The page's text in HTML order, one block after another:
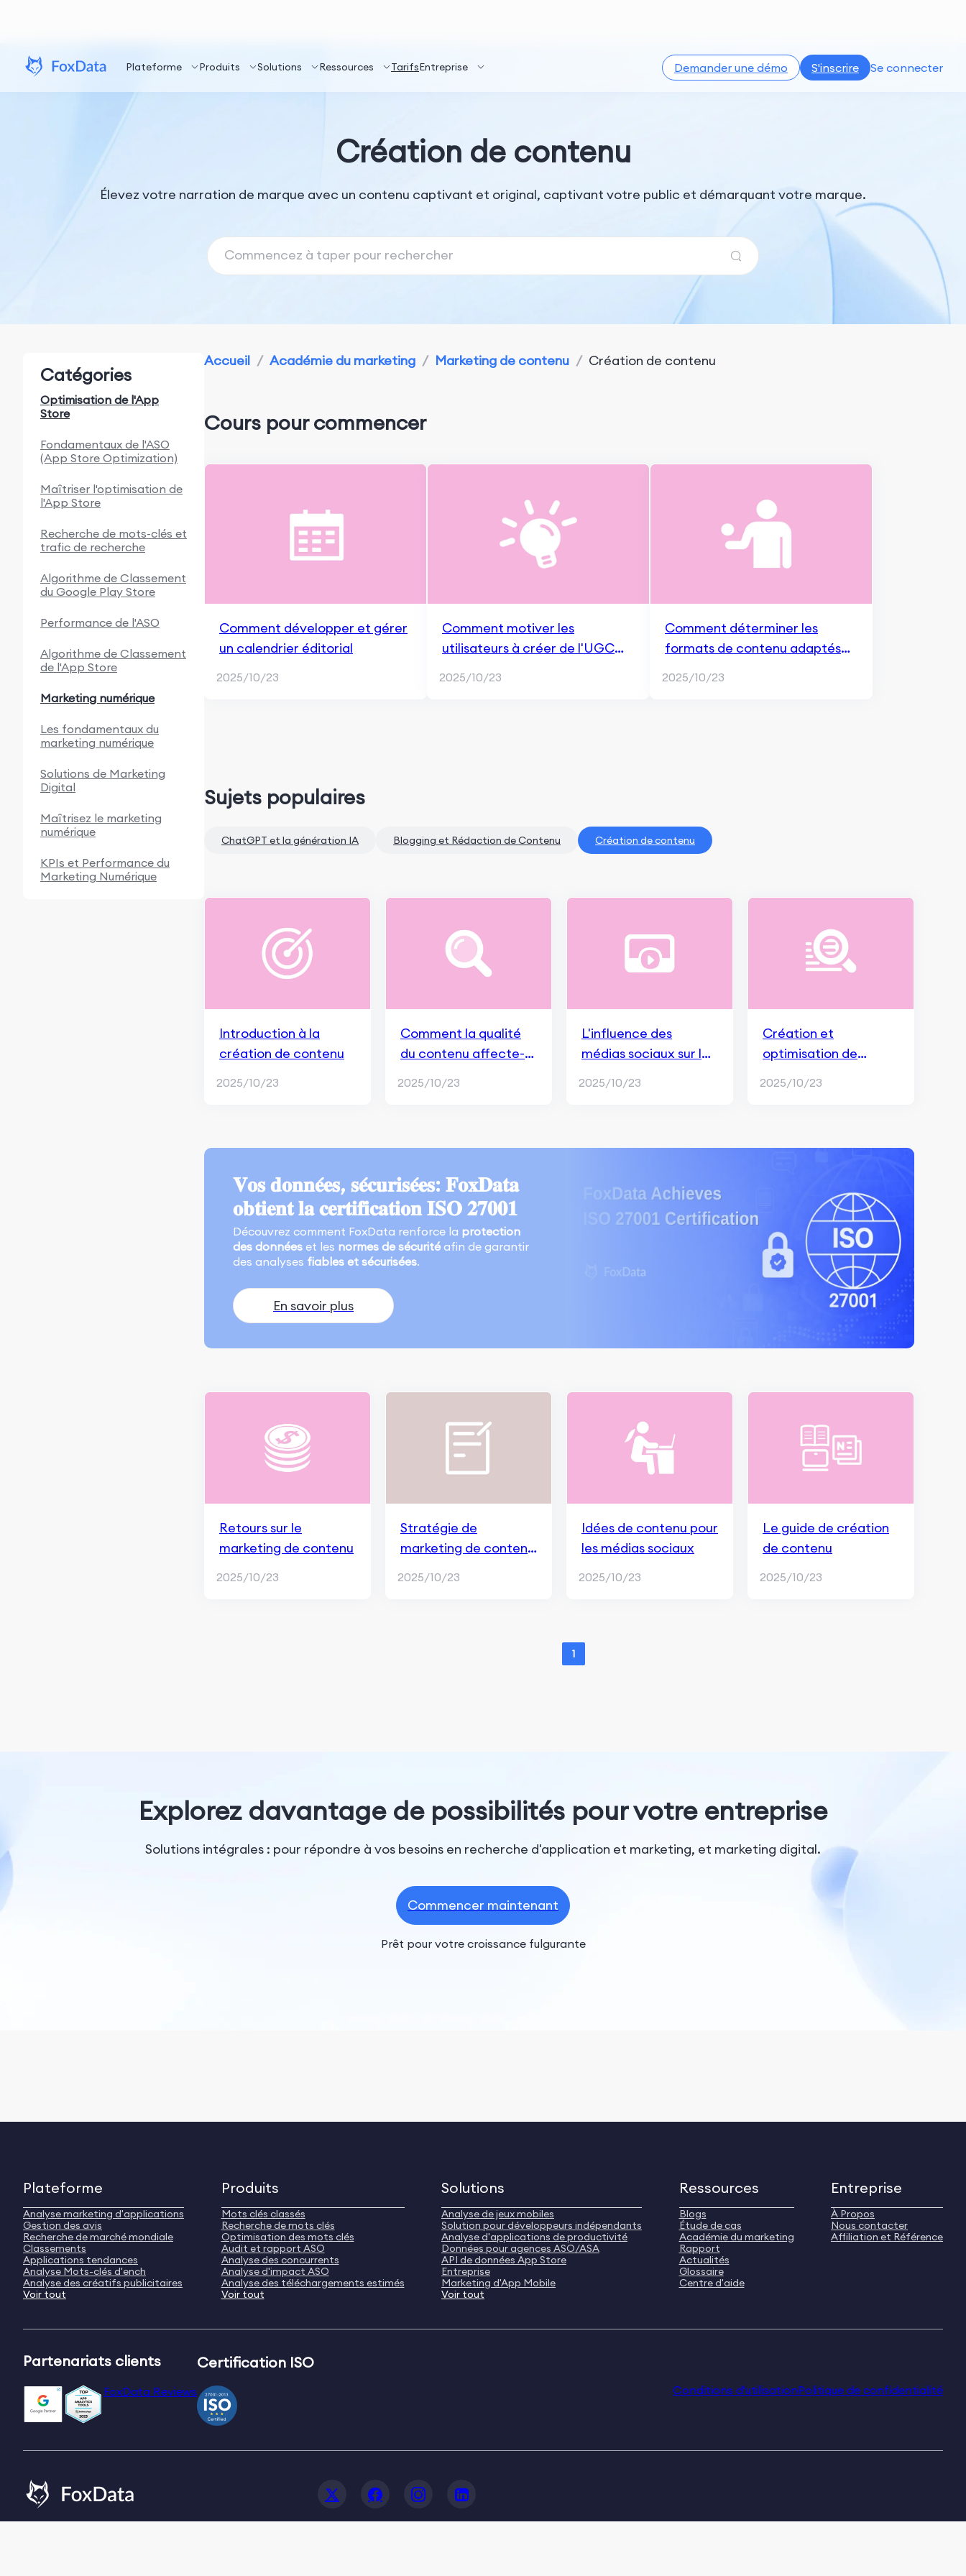
Plateforme Produits Solutions Ressources TarifsEntreprise Demander une démo S'inscrire Se connecter
Création de contenu
Élevez votre narration de marque avec un contenu captivant et original, captivant votre public et démarquant votre marque.
Catégories
Optimisation de l'App
Store
Fondamentaux de l'ASO
(App Store Optimization)
Maîtriser l'optimisation de
l'App Store
Recherche de mots-clés et
trafic de recherche
Algorithme de Classement
du Google Play Store
Performance de l'ASO
Algorithme de Classement
de l'App Store
Marketing numérique
Les fondamentaux du
marketing numérique
Solutions de Marketing
Digital
Maîtrisez le marketing
numérique
KPIs et Performance du
Marketing Numérique
Publicités Facebook
Accueil / Académie du marketing / Marketing de contenu / Création de contenu
Cours pour commencer
Comment développer et gérer
un calendrier éditorial
2025/10/23
Comment motiver les
utilisateurs à créer de l'UGC
2025/10/23
Comment déterminer les
formats de contenu adaptés
contenu
2025/10/23
Sujets populaires
ChatGPT et la génération IA Blogging et Rédaction de Contenu Création de contenu
Introduction à la
création de contenu
2025/10/23
Comment la qualité
du contenu affecte-t-
SEO et en
2025/10/23
L'influence des
médias sociaux sur le
réalités
2025/10/23
Création et
optimisation de
améliorer la
2025/10/23
𝐕𝐨𝐬 𝐝𝐨𝐧𝐧𝐞́𝐞𝐬, 𝐬𝐞́𝐜𝐮𝐫𝐢𝐬𝐞́𝐞𝐬: 𝐅𝐨𝐱𝐃𝐚𝐭𝐚
𝐨𝐛𝐭𝐢𝐞𝐧𝐭 𝐥𝐚 𝐜𝐞𝐫𝐭𝐢𝐟𝐢𝐜𝐚𝐭𝐢𝐨𝐧 𝐈𝐒𝐎 𝟐𝟕𝟎𝟎𝟏
Découvrez comment FoxData renforce la protection
des données et les normes de sécuritéafin de garantir
des analyses fiables et sécurisées.
En savoir plus
Retours sur le
marketing de contenu
2025/10/23
Stratégie de
marketing de contenu
2025/10/23
Idées de contenu pour
les médias sociaux
2025/10/23
Le guide de création
de contenu
2025/10/23
1
Explorez davantage de possibilités pour votre entreprise
Solutions intégrales : pour répondre à vos besoins en recherche d'application et marketing, et marketing digital.
Commencer maintenant
Prêt pour votre croissance fulgurante
Plateforme
Analyse marketing d'applications
Gestion des avis
Recherche de marché mondiale
Classements
Applications tendances
Analyse Mots-clés d'ench
Analyse des créatifs publicitaires
Voir tout
Produits
Mots clés classés
Recherche de mots clés
Optimisation des mots clés
Audit et rapport ASO
Analyse des concurrents
Analyse d'impact ASO
Analyse des téléchargements estimés
Voir tout
Solutions
Analyse de jeux mobiles
Solution pour développeurs indépendants
Analyse d'applications de productivité
Données pour agences ASO/ASA
API de données App Store
Entreprise
Marketing d'App Mobile
Voir tout
Ressources
Blogs
Étude de cas
Académie du marketing
Rapport
Actualités
Glossaire
Centre d'aide
Entreprise
À Propos
Nous contacter
Affiliation et Référence
Partenariats clients
FoxData Reviews
Certification ISO
Conditions d'utilisationPolitique de confidentialité